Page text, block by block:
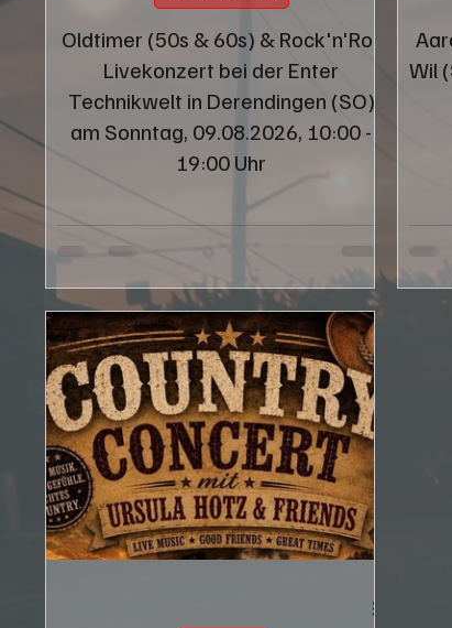
Oldtimer (50s & 60s) & Rock'n'Roll
Livekonzert bei der Enter
Technikwelt in Derendingen (SO)
am Sonntag, 09.08.2026, 10:00 -
19:00 Uhr
Wil